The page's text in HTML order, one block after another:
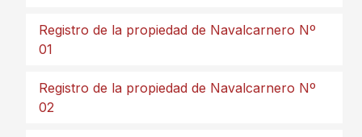
Registro de la propiedad de Navalcarnero Nº
01
Registro de la propiedad de Navalcarnero Nº
02